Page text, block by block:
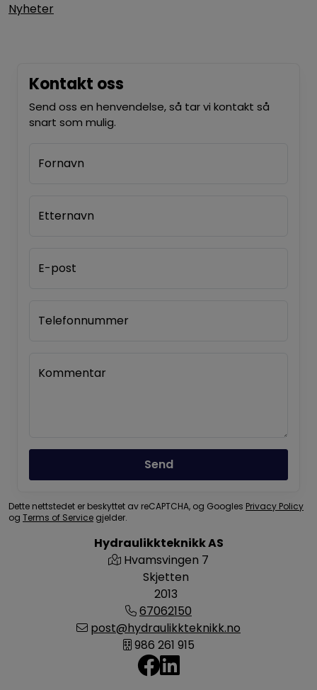
Hydraulikkteknikk AS
Hvamsvingen 7
Skjetten
2013
67062150
post@hydraulikkteknikk.no
986 261 915
Nyheter
Kontakt oss
Send oss en henvendelse, så tar vi kontakt så
snart som mulig.
Fornavn
Etternavn
E-post
Telefonnummer
Kommentar
Send
Dette nettstedet er beskyttet av reCAPTCHA, og Googles Privacy Policy
og Terms of Service gjelder.